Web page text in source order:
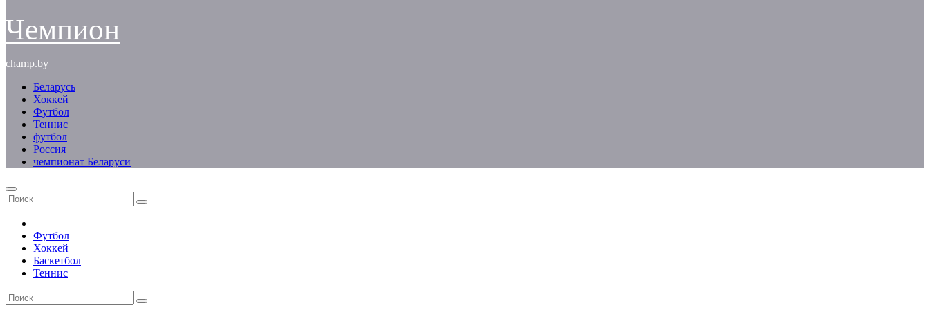
Чемпион
champ.by
Беларусь
Хоккей
Футбол
Теннис
футбол
Россия
чемпионат Беларуси
Футбол
Хоккей
Баскетбол
Теннис